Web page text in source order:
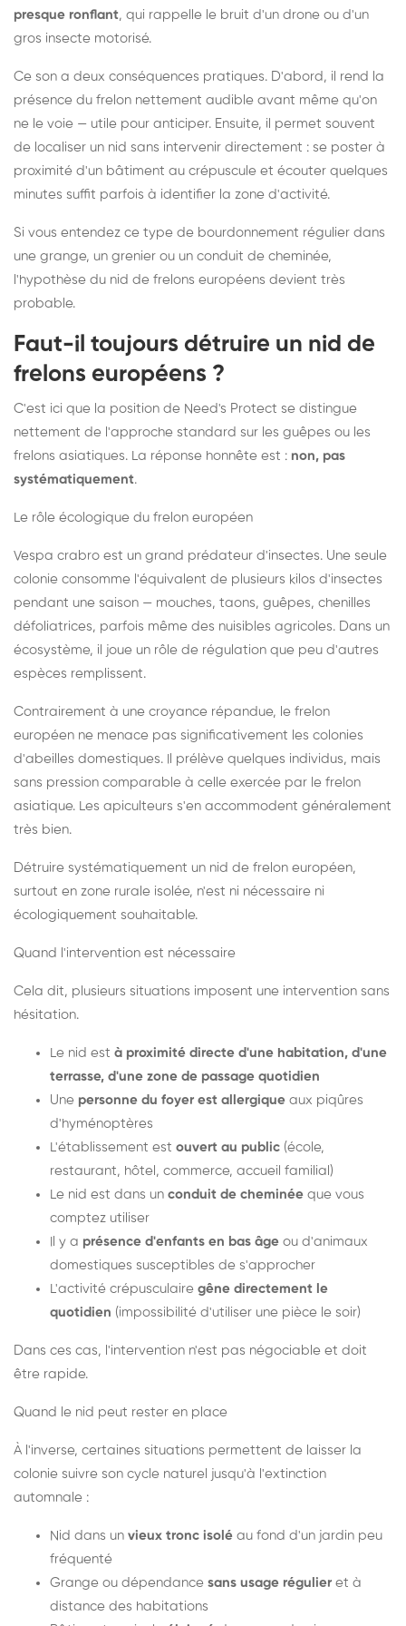
presque ronflant, qui rappelle le bruit d'un drone ou d'un
gros insecte motorisé.
Ce son a deux conséquences pratiques. D'abord, il rend la
présence du frelon nettement audible avant même qu'on
ne le voie — utile pour anticiper. Ensuite, il permet souvent
de localiser un nid sans intervenir directement : se poster à
proximité d'un bâtiment au crépuscule et écouter quelques
minutes suffit parfois à identifier la zone d'activité.
Si vous entendez ce type de bourdonnement régulier dans
une grange, un grenier ou un conduit de cheminée,
l'hypothèse du nid de frelons européens devient très
probable.
Faut-il toujours détruire un nid de
frelons européens ?
C'est ici que la position de Need's Protect se distingue
nettement de l'approche standard sur les guêpes ou les
frelons asiatiques. La réponse honnête est : non, pas
systématiquement.
Le rôle écologique du frelon européen
Vespa crabro est un grand prédateur d'insectes. Une seule
colonie consomme l'équivalent de plusieurs kilos d'insectes
pendant une saison — mouches, taons, guêpes, chenilles
défoliatrices, parfois même des nuisibles agricoles. Dans un
écosystème, il joue un rôle de régulation que peu d'autres
espèces remplissent.
Contrairement à une croyance répandue, le frelon
européen ne menace pas significativement les colonies
d'abeilles domestiques. Il prélève quelques individus, mais
sans pression comparable à celle exercée par le frelon
asiatique. Les apiculteurs s'en accommodent généralement
très bien.
Détruire systématiquement un nid de frelon européen,
surtout en zone rurale isolée, n'est ni nécessaire ni
écologiquement souhaitable.
Quand l'intervention est nécessaire
Cela dit, plusieurs situations imposent une intervention sans
hésitation.
Le nid est à proximité directe d'une habitation, d'une
terrasse, d'une zone de passage quotidien
Une personne du foyer est allergique aux piqûres
d'hyménoptères
L'établissement est ouvert au public (école,
restaurant, hôtel, commerce, accueil familial)
Le nid est dans un conduit de cheminée que vous
comptez utiliser
Il y a présence d'enfants en bas âge ou d'animaux
domestiques susceptibles de s'approcher
L'activité crépusculaire gêne directement le
quotidien (impossibilité d'utiliser une pièce le soir)
Dans ces cas, l'intervention n'est pas négociable et doit
être rapide.
Quand le nid peut rester en place
À l'inverse, certaines situations permettent de laisser la
colonie suivre son cycle naturel jusqu'à l'extinction
automnale :
Nid dans un vieux tronc isolé au fond d'un jardin peu
fréquenté
Grange ou dépendance sans usage régulier et à
distance des habitations